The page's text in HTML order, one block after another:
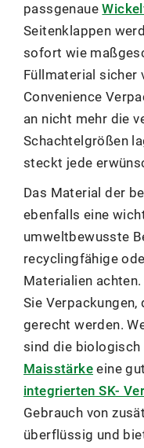
passgenaue
Seitenklappen
sofort wie
Füllmaterial sicher
Convenience
an nicht mehr die
Schachtelgrößen
steckt jede
Das Material der
ebenfalls eine
umweltbewusste
recyclingfähige
Materialien
Sie Verpackungen,
gerecht werden.
sind die
Maisstärke eine
integrierten SK-
Gebrauch von
überflüssig und